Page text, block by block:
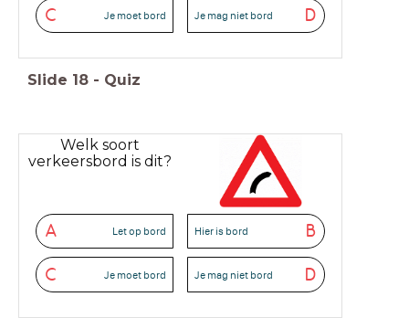
C Je moet bord D
Je mag niet bord
Slide 18 - Quiz
Welk soort
verkeersbord is dit?
A Let op bord B
Hier is bord
C Je moet bord D
Je mag niet bord